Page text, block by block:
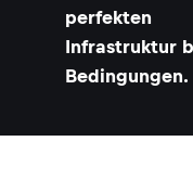
perfekten
Infrastruktur
Bedingungen.